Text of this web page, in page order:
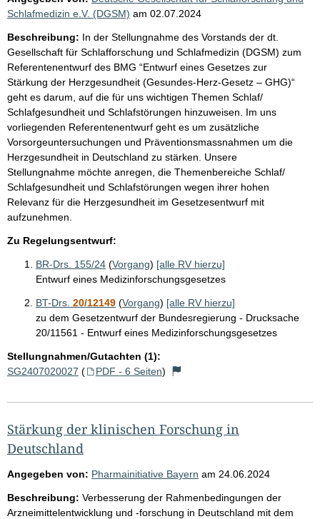
Schlafmedizin e.V. (DGSM) am 02.07.2024
Beschreibung: In der Stellungnahme des Vorstands der dt.
Gesellschaft für Schlafforschung und Schlafmedizin (DGSM) zum
Referentenentwurf des BMG “Entwurf eines Gesetzes zur
Stärkung der Herzgesundheit (Gesundes-Herz-Gesetz – GHG)“
geht es darum, auf die für uns wichtigen Themen Schlaf/
Schlafgesundheit und Schlafstörungen hinzuweisen. Im uns
vorliegenden Referentenentwurf geht es um zusätzliche
Vorsorgeuntersuchungen und Präventionsmassnahmen um die
Herzgesundheit in Deutschland zu stärken. Unsere
Stellungnahme möchte anregen, die Themenbereiche Schlaf/
Schlafgesundheit und Schlafstörungen wegen ihrer hohen
Relevanz für die Herzgesundheit im Gesetzesentwurf mit
aufzunehmen.
Zu Regelungsentwurf:
BR-Drs. 155/24 (Vorgang) [alle RV hierzu]
Entwurf eines Medizinforschungsgesetzes
BT-Drs. 20/12149 (Vorgang) [alle RV hierzu]
zu dem Gesetzentwurf der Bundesregierung - Drucksache
20/11561 - Entwurf eines Medizinforschungsgesetzes
Stellungnahmen/Gutachten (1):
SG2407020027 ( PDF - 6 Seiten)
Stärkung der klinischen Forschung in
Deutschland
Angegeben von: Pharmainitiative Bayern am 24.06.2024
Beschreibung: Verbesserung der Rahmenbedingungen der
Arzneimittelentwicklung und -forschung in Deutschland mit dem